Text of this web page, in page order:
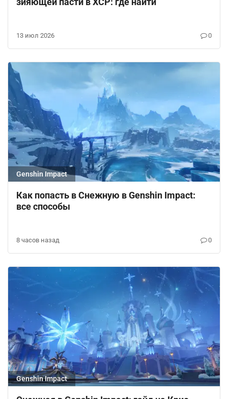
13 июл 2026 0
Genshin Impact
Как попасть в Снежную в Genshin Impact:
все способы
8 часов назад 0
Genshin Impact